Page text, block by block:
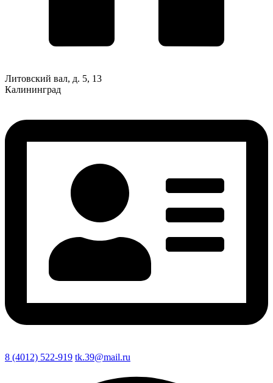
Литовский вал, д. 5, 13
Калининград
8 (4012) 522-919 tk.39@mail.ru